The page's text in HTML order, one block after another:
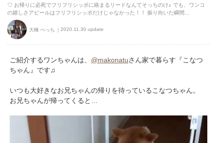
♡ お帰りに必死でフリフリシッポに絡まるリードなんてそっちのけ♪ でも、ワンコ
の嬉しさアピールはフリフリシッポだけじゃなかった！！ 振り向いた瞬間…
大橋 ぺっち 2020.11.30 update
ご紹介するワンちゃんは、 @makonatuさん家で暮らす『こなつ
ちゃん』です♫
いつも大好きなお兄ちゃんの帰りを待っているこなつちゃん。
お兄ちゃんが帰ってくると…